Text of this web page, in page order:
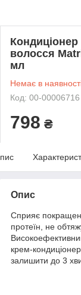
волосся
мл
Немає в
Код: 00-00006716
798 ₴
Опис
Сприяє
протеїн, не
крем-
залишити до 3